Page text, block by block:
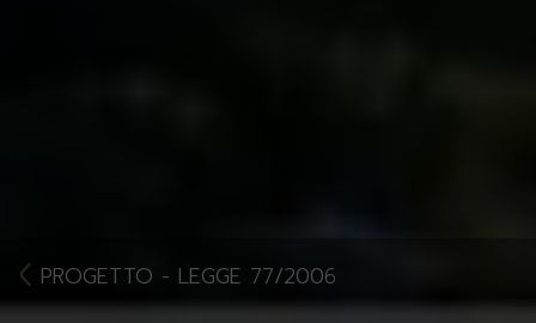
PROGETTO - LEGGE 77/2006